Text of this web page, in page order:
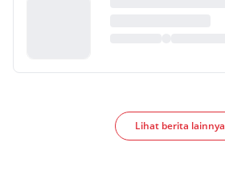
Lihat berita lainnya